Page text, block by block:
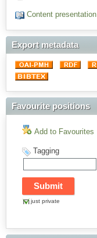
Content presentation
Export metadata
Favourite positions
Add to Favourites
Tagging
just private